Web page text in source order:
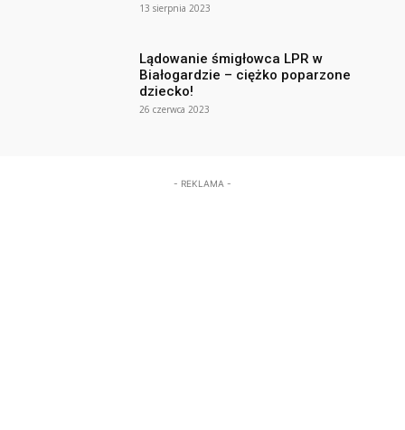
13 sierpnia 2023
Lądowanie śmigłowca LPR w
Białogardzie – ciężko poparzone
dziecko!
26 czerwca 2023
- REKLAMA -